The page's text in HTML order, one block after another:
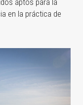
aptos para la
en la práctica de